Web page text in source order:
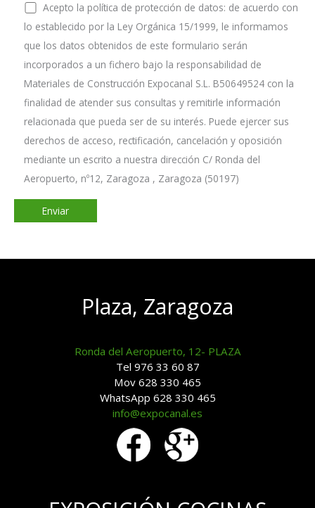
Acepto la política de protección de datos: de acuerdo con
lo establecido por la Ley Orgánica 15/1999, le informamos
que los datos obtenidos de este formulario serán
incorporados a un fichero bajo la responsabilidad de
Materiales de Construcción Expocanal S.L. B50649524 con la
finalidad de atender sus consultas y remitirle información
relacionada que pueda ser de su interés. Puede ejercer sus
derechos de acceso, rectificación, cancelación y oposición
mediante un escrito a nuestra dirección C/ Ronda del
Aeropuerto, nº12, Zaragoza , Zaragoza (50197)
Plaza, Zaragoza
Ronda del Aeropuerto, 12- PLAZA
Tel 976 33 60 87
Mov 628 330 465
WhatsApp 628 330 465
info@expocanal.es